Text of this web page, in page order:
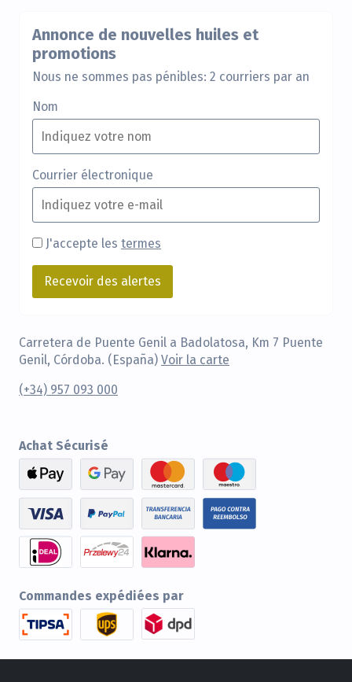
Annonce de nouvelles huiles et
promotions
Nous ne sommes pas pénibles: 2 courriers par an
Nom
Courrier électronique
J'accepte les termes
Carretera de Puente Genil a Badolatosa, Km 7 Puente
Genil, Córdoba. (España)Voir la carte
(+34) 957 093 000
Achat Sécurisé
Commandes expédiées par